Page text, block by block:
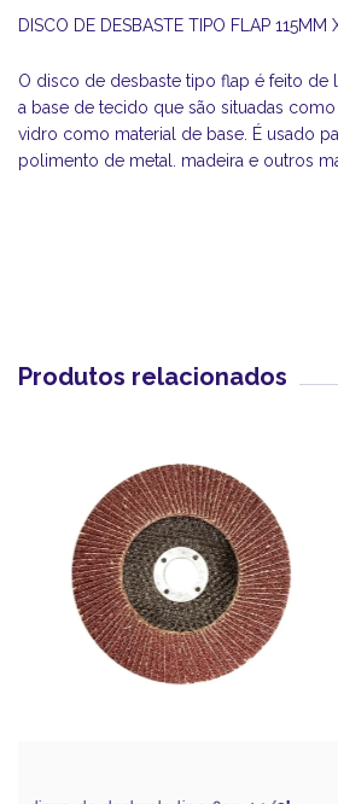
DISCO DE DESBASTE TIPO FLAP
O disco de desbaste tipo flap é feito de
a base de tecido que são situadas
vidro como material de base. É usado
polimento de metal. madeira e outros
Produtos relacionados